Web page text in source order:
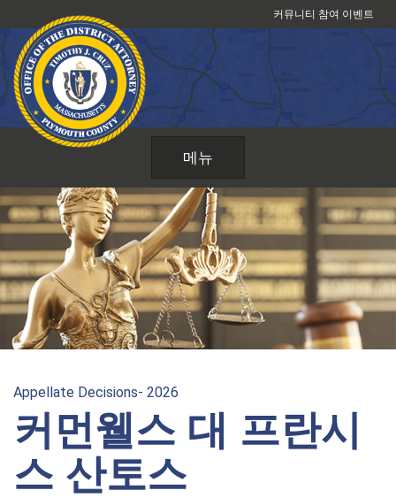
텐
츠
건
커뮤니티 참여 이벤트
메뉴
Appellate Decisions- 2026
커먼웰스 대 프란시
스 산토스